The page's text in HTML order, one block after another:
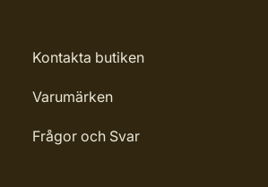
Kontakta butiken
Varumärken
Frågor och Svar